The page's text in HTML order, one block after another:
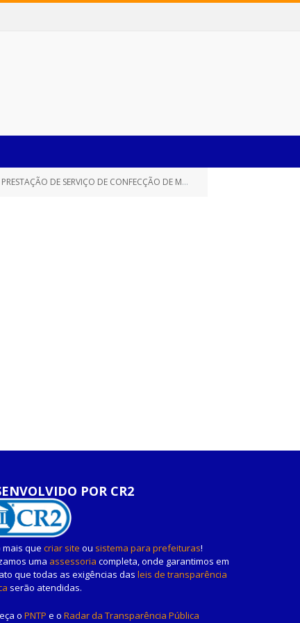
E O INSTITUTO DE PREVIDÊNCIA DO MUNICÍPIO DE CASTANHAL/PARÁ, POR UM PERÍODO DE 12 (DOZE) MESES)
POR CR2
mais que criar site ou sistema para prefeituras!
uma assessoria completa, onde garantimos em
que todas as exigências das leis de transparência
serão atendidas.
o PNTP e o Radar da Transparência Pública